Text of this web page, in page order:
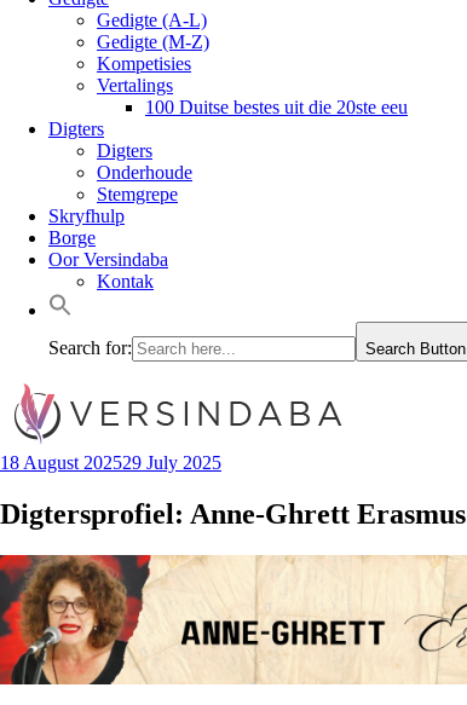
Gedigte (A-L)
Gedigte (M-Z)
Kompetisies
Vertalings
100 Duitse bestes uit die 20ste eeu
Digters
Digters
Onderhoude
Stemgrepe
Skryfhulp
Borge
Oor Versindaba
Kontak
Search for: Search Button
18 August 202529 July 2025
Digtersprofiel: Anne-Ghrett Erasmus